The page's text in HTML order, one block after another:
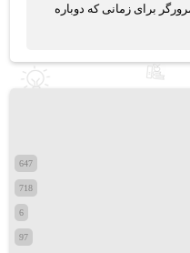
برای زمانی که دوباره
647
718
6
97